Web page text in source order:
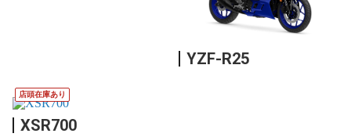
YZF-R25
店頭在庫あり
XSR700